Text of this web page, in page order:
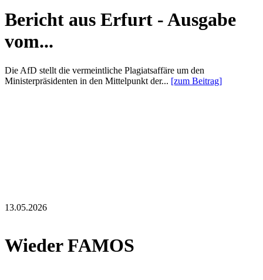
Bericht aus Erfurt - Ausgabe
vom...
Die AfD stellt die vermeintliche Plagiatsaffäre um den
Ministerpräsidenten in den Mittelpunkt der... [zum Beitrag]
13.05.2026
Wieder FAMOS